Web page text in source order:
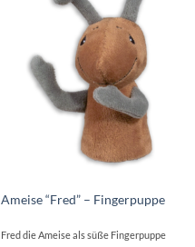
Ameise “Fred” – Fingerpuppe
Fred die Ameise als süße Fingerpuppe